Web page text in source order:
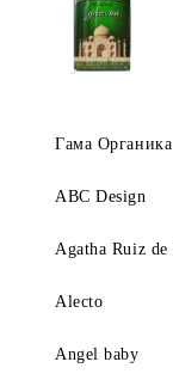
Гама Органика
ABC Design
Agatha Ruiz de
Alecto
Angel baby